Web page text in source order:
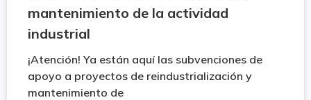
mantenimiento de la actividad
industrial
¡Atención! Ya están aquí las subvenciones de
apoyo a proyectos de reindustrialización y
mantenimiento de